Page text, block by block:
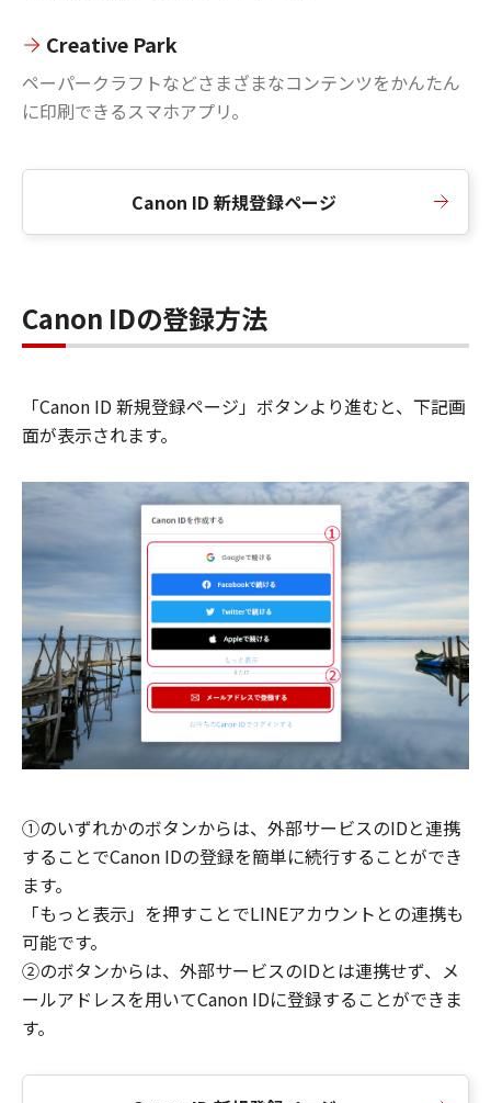
Creative Park
ペーパークラフトなどさまざまなコンテンツをかんたん
に印刷できるスマホアプリ。
Canon ID 新規登録ページ
Canon IDの登録方法
「Canon ID 新規登録ページ」ボタンより進むと、下記画
面が表示されます。
①のいずれかのボタンからは、外部サービスのIDと連携
することでCanon IDの登録を簡単に続行することができ
ます。
「もっと表示」を押すことでLINEアカウントとの連携も
可能です。
②のボタンからは、外部サービスのIDとは連携せず、メ
ールアドレスを用いてCanon IDに登録することができま
す。